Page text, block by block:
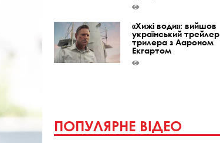
«Хижі води»: вийшов
український трейлер
трилера з Аароном
Екгартом
ПОПУЛЯРНЕ ВІДЕО